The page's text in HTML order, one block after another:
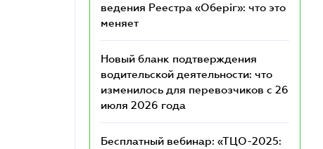
ведения Реестра «Оберіг»: что это
меняет
Новый бланк подтверждения
водительской деятельности: что
изменилось для перевозчиков с 26
июля 2026 года
Бесплатный вебинар: «ТЦО-2025: